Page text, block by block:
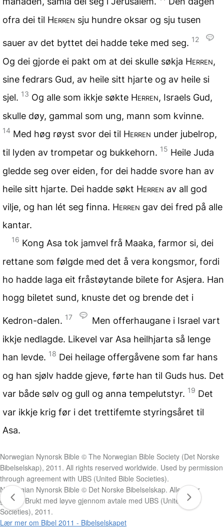
ofra dei til Herren sju hundre oksar og sju tusen
sauer av det byttet dei hadde teke med seg. 12
Og dei gjorde ei pakt om at dei skulle søkja Herren,
sine fedrars Gud, av heile sitt hjarte og av heile si
sjel. 13 Og alle som ikkje søkte Herren, Israels Gud,
skulle døy, gammal som ung, mann som kvinne.
14 Med høg røyst svor dei til Herren under jubelrop,
til lyden av trompetar og bukkehorn. 15 Heile Juda
gledde seg over eiden, for dei hadde svore han av
heile sitt hjarte. Dei hadde søkt Herren av all god
vilje, og han lét seg finna. Herren gav dei fred på alle
kantar.
16 Kong Asa tok jamvel frå Maaka, farmor si, dei
rettane som følgde med det å vera kongsmor, fordi
ho hadde laga eit fråstøytande bilete for Asjera. Han
hogg biletet sund, knuste det og brende det i
Kedron-dalen. 17
Men offerhaugane i Israel vart
ikkje nedlagde. Likevel var Asa heilhjarta så lenge
han levde. 18 Dei heilage offergåvene som far hans
og han sjølv hadde gjeve, førte han til Guds hus. Det
var både sølv og gull og anna tempelutstyr. 19 Det
var ikkje krig før i det trettifemte styringsåret til
Asa.
Norwegian Nynorsk Bible © The Norwegian Bible Society (Det Norske
Bibelselskap), 2011. All rights reserved worldwide. Used by permission
through agreement with UBS (United Bible Societies).
Norwegian Nynorsk Bible © Det Norske Bibelselskap. Alle rettar
globalt. Brukt med løyve gjennom avtale med UBS (United Bible
Societies), 2011.
Lær mer om Bibel 2011 - Bibelselskapet